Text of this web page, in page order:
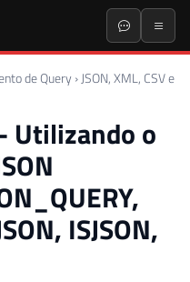
de Query ›JSON, XML, CSV e
Utilizando o
ISJSON,